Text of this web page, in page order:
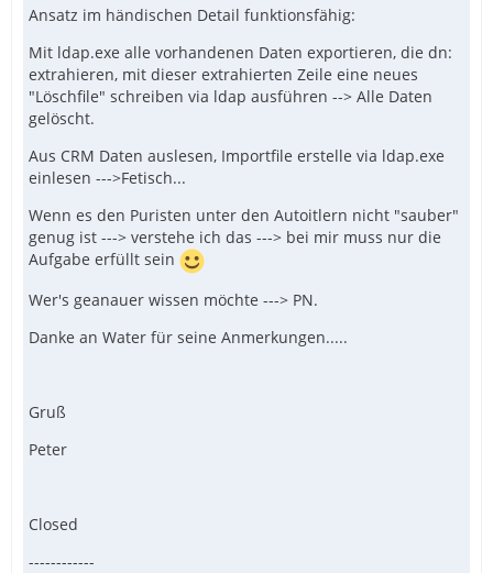
aufzubauen. Wenn das funzt, dann sollte man prüfen,
ob man so einen Schreibzugriff erhält. Falls ja, dann
kann man weitersehen ...
Wen dazu weitergehnde Software als Schnittstelle
notwendig ist, und AUTOIT nur die "Klammer" ist -->
habe ich damit kein Problem.
Danke vorab
Peter
Ansatz im händischen Detail funktionsfähig:
Mit ldap.exe alle vorhandenen Daten exportieren, die dn:
extrahieren, mit dieser extrahierten Zeile eine neues
"Löschfile" schreiben via ldap ausführen --> Alle Daten
gelöscht.
Aus CRM Daten auslesen, Importfile erstelle via ldap.exe
einlesen --->Fetisch...
Wenn es den Puristen unter den Autoitlern nicht "sauber"
genug ist ---> verstehe ich das ---> bei mir muss nur die
Aufgabe erfüllt sein
Wer's geanauer wissen möchte ---> PN.
Danke an Water für seine Anmerkungen.....
Gruß
Peter
Closed
------------